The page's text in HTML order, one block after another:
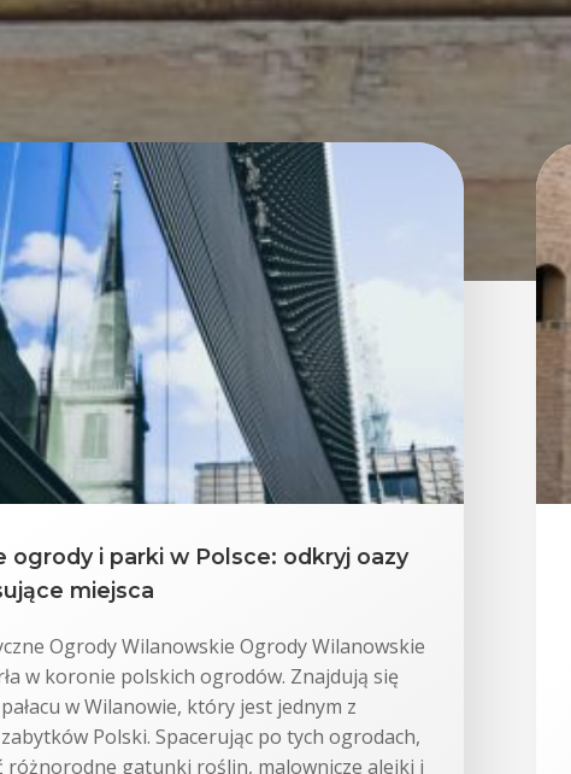
ogrody i parki w Polsce: odkryj oazy
miejsca
Ogrody Wilanowskie Ogrody Wilanowskie
w koronie polskich ogrodów. Znajdują się
w Wilanowie, który jest jednym z
Polski. Spacerując po tych ogrodach,
różnorodne gatunki roślin, malownicze alejki i